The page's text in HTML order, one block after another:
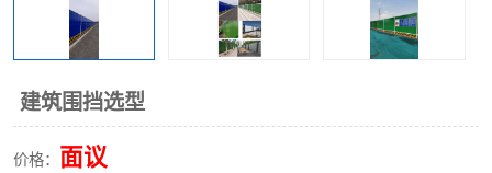
建筑围挡选型
价格： 面议